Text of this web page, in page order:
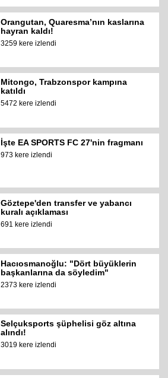
Orangutan, Quaresma’nın kaslarına
hayran kaldı!
3259 kere izlendi
Mitongo, Trabzonspor kampına
katıldı
5472 kere izlendi
İşte EA SPORTS FC 27'nin fragmanı
973 kere izlendi
Göztepe'den transfer ve yabancı
kuralı açıklaması
691 kere izlendi
Hacıosmanoğlu: "Dört büyüklerin
başkanlarına da söyledim"
2373 kere izlendi
Selçuksports şüphelisi göz altına
alındı!
3019 kere izlendi